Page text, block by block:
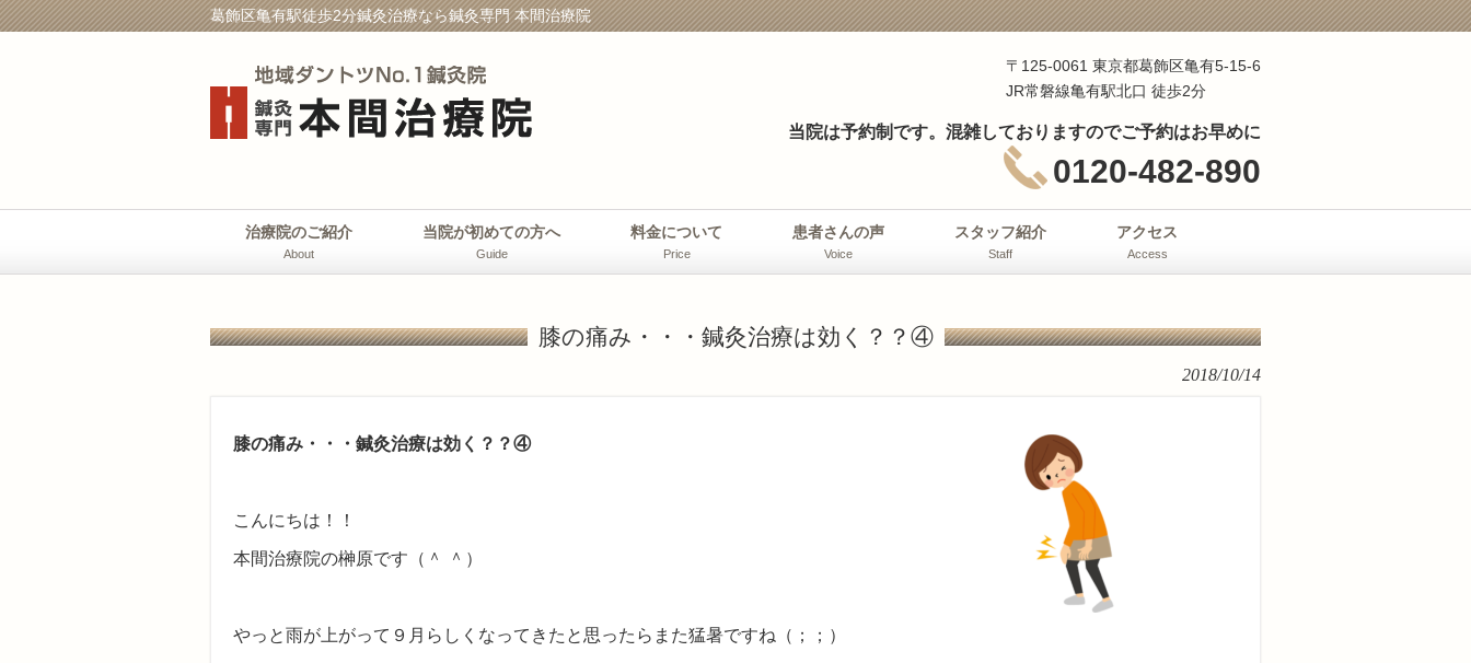
葛飾区亀有駅徒歩2分鍼灸治療なら鍼灸専門 本間治療院
〒125-0061 東京都葛飾区亀有5-15-6
JR常磐線亀有駅北口 徒歩2分
当院は予約制です。 混雑しておりますのでご予約はお早めに
0120-482-890
治療院のご紹介
About
当院が初めての方へ
Guide
料金について
Price
患者さんの声
Voice
スタッフ紹介
Staff
アクセス
Access
膝の痛み・・・鍼灸治療は効く？？④
2018/10/14
膝の痛み・・・鍼灸治療は効く？？④
こんにちは！！
本間治療院の榊原です（＾ ＾）
やっと雨が上がって９月らしくなってきたと思ったらまた猛暑ですね（；；）